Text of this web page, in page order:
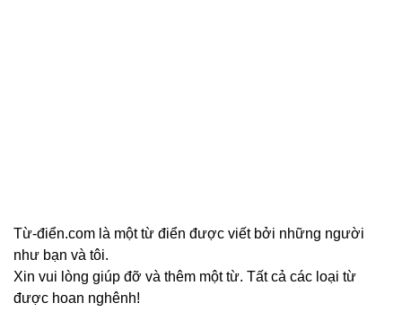
Từ-điển.com là một từ điển được viết bởi những người
như bạn và tôi.
Xin vui lòng giúp đỡ và thêm một từ. Tất cả các loại từ
được hoan nghênh!